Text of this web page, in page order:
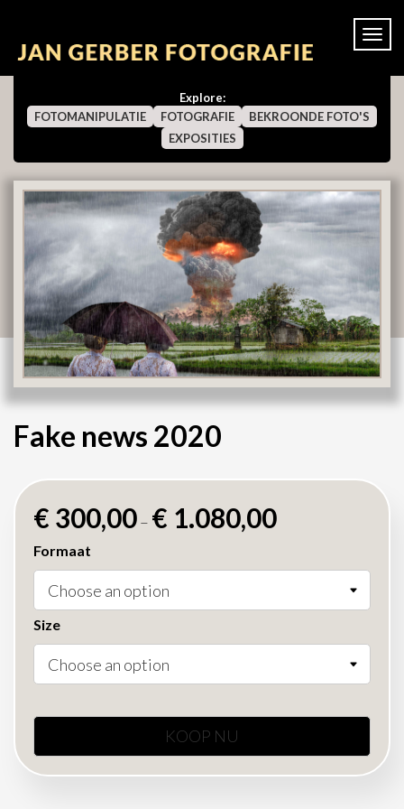
Explore:
FOTOMANIPULATIE
FOTOGRAFIE
BEKROONDE FOTO'S
EXPOSITIES
Fake news 2020
€ 300,00– € 1.080,00
Formaat
Size
KOOP NU